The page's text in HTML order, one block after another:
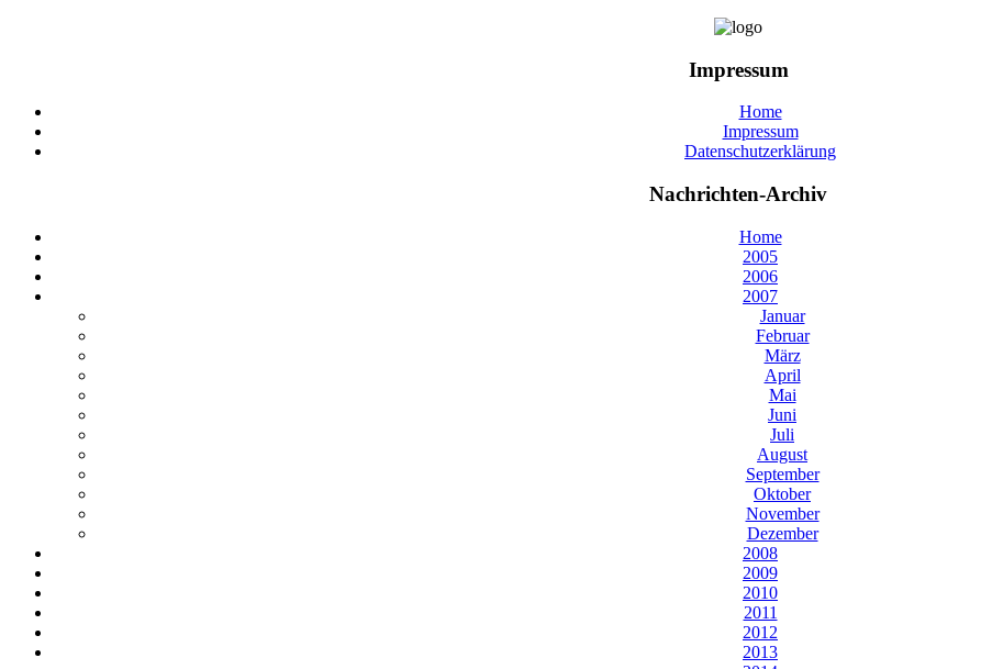
Impressum
Home
Impressum
Datenschutzerklärung
Nachrichten-Archiv
Home
2005
2006
2007
Januar
Februar
März
April
Mai
Juni
Juli
August
September
Oktober
November
Dezember
2008
2009
2010
2011
2012
2013